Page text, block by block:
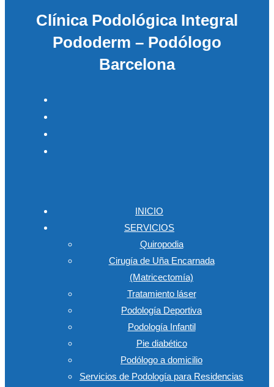
Clínica Podológica Integral
Pododerm – Podólogo
Barcelona
INICIO
SERVICIOS
Quiropodia
Cirugía de Uña Encarnada
(Matricectomía)
Tratamiento láser
Podología Deportiva
Podología Infantil
Pie diabético
Podólogo a domicilio
Servicios de Podología para Residencias